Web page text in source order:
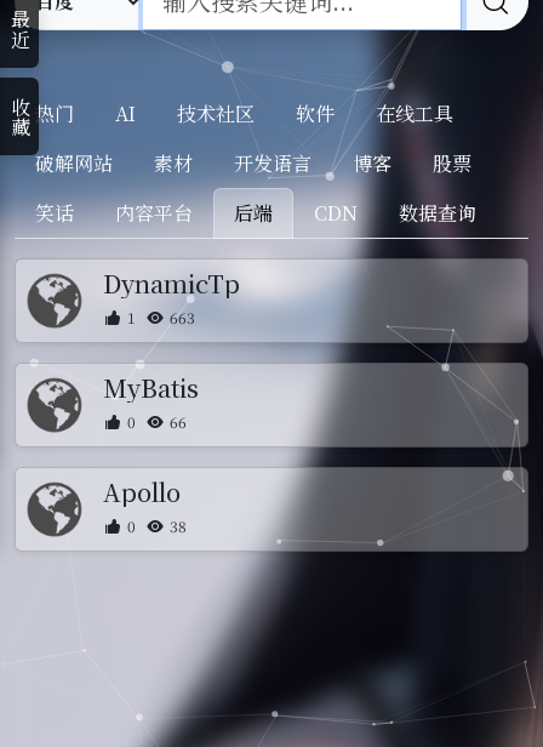
热门 AI 技术社区 软件 在线工具
破解网站 素材 开发语言 博客 股票
笑话 内容平台 后端 CDN 数据查询
DynamicTp
1 663
MyBatis
0 66
Apollo
0 38
最近
收藏